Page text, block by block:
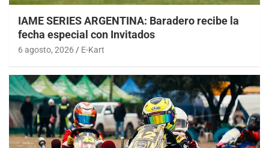
IAME SERIES ARGENTINA: Baradero recibe la
fecha especial con Invitados
6 agosto, 2026 E-Kart